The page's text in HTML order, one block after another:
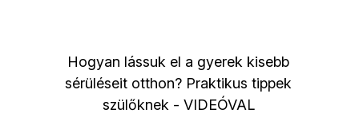
Hogyan lássuk el a gyerek kisebb
sérüléseit otthon? Praktikus tippek
szülőknek - VIDEÓVAL